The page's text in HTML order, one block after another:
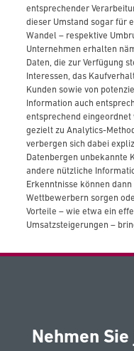
entsprechender
dieser Umstand sogar für
Wandel – respektive
Unternehmen erhalten
Daten, die zur Verfügung
Interessen, das
Kunden sowie von
Information auch
entsprechend
gezielt zu Analytics-
verbergen sich dabei
Datenbergen unbekannte
andere nützliche
Erkenntnisse können
Wettbewerbern sorgen
Vorteile – wie etwa ein
Umsatzsteigerungen –
Nehmen